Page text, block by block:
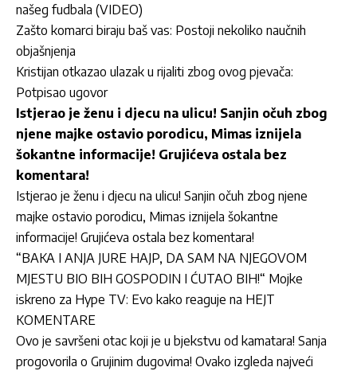
našeg fudbala (VIDEO)
Zašto komarci biraju baš vas: Postoji nekoliko naučnih
objašnjenja
Kristijan otkazao ulazak u rijaliti zbog ovog pjevača:
Potpisao ugovor
Istjerao je ženu i djecu na ulicu! Sanjin očuh zbog
njene majke ostavio porodicu, Mimas iznijela
šokantne informacije! Grujićeva ostala bez
komentara!
Istjerao je ženu i djecu na ulicu! Sanjin očuh zbog njene
majke ostavio porodicu, Mimas iznijela šokantne
informacije! Grujićeva ostala bez komentara!
“BAKA I ANJA JURE HAJP, DA SAM NA NJEGOVOM
MJESTU BIO BIH GOSPODIN I ĆUTAO BIH!“ Mojke
iskreno za Hype TV: Evo kako reaguje na HEJT
KOMENTARE
Ovo je savršeni otac koji je u bjekstvu od kamatara! Sanja
progovorila o Grujinim dugovima! Ovako izgleda najveći